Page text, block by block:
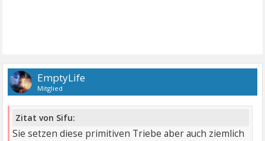
EmptyLife
Mitglied
Zitat von Sifu:
Sie setzen diese primitiven Triebe aber auch ziemlich